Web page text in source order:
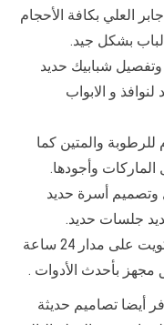
العلي بكافة الأحجام
بشكل جيد.
وتفصيل شبابيك حديد
و الابواب
للرطوبة والمتين كما
وأجودها.
وتصميم أسرة حديد
جلسات حديد.
نعمل أيضا في كافة محافظات الكويت على مدار 24 ساعة
مجهز بأحدث الأدوات .
أيضا تصاميم حديثة